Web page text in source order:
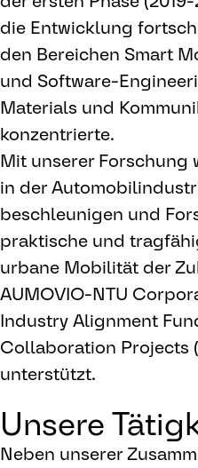
die Entwicklung
den Bereichen Smart
und Software-
Materials und
konzentrierte.
Mit unserer Forschung
in der
beschleunigen und
praktische und
urbane Mobilität der
AUMOVIO-NTU
Industry Alignment
Collaboration Projects
unterstützt.
Unsere
Neben unserer